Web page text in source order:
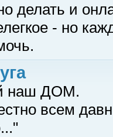
делать и
- но
наш ДОМ.
всем